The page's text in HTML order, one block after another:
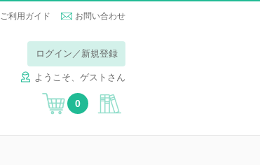
ご利用ガイド お問い合わせ
ログイン／新規登録
ようこそ、ゲストさん
0